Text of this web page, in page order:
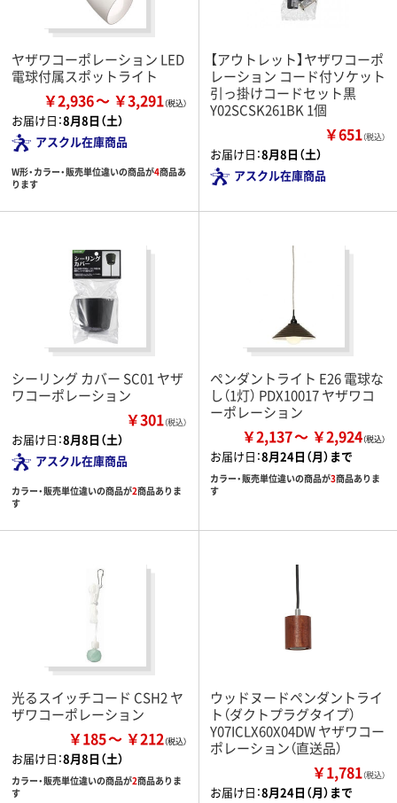
ヤザワコーポレーション LED
電球付属スポットライト
￥2,936 ￥3,291
お届け日：8月8日（土）
アスクル在庫商品
W形・カラー・販売単位違いの商品が4商品あ
ります
【アウトレット】ヤザワコーポ
レーション コード付ソケット
引っ掛けコードセット黒
Y02SCSK261BK 1個
￥651（税込）
お届け日：8月8日（土）
アスクル在庫商品
シーリング カバー SC01 ヤザ
ワコーポレーション
￥301（税込）
お届け日：8月8日（土）
アスクル在庫商品
カラー・販売単位違いの商品が2商品ありま
す
ペンダントライト E26 電球な
し（1灯） PDX10017 ヤザワコ
ーポレーション
￥2,137 ￥2,924
お届け日：8月24日（月）まで
カラー・販売単位違いの商品が3商品ありま
す
光るスイッチコード CSH2 ヤ
ザワコーポレーション
￥185 ￥212
お届け日：8月8日（土）
カラー・販売単位違いの商品が2商品ありま
す
ウッドヌードペンダントライ
ト（ダクトプラグタイプ）
Y07ICLX60X04DW ヤザワコー
ポレーション（直送品）
￥1,781（税込）
お届け日：8月24日（月）まで